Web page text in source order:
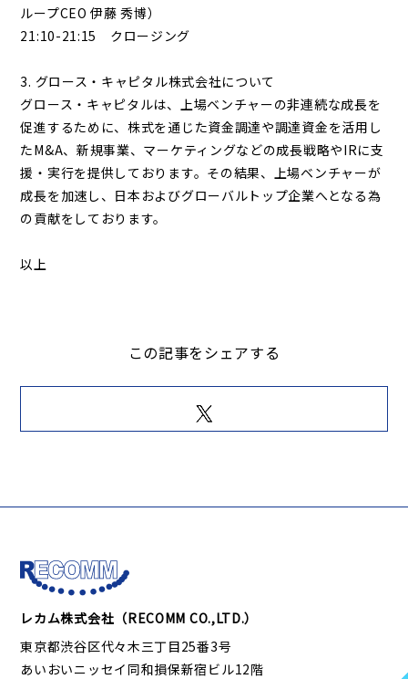
ループCEO 伊藤 秀博）
21:10-21:15 クロージング
3. グロース・キャピタル株式会社について
グロース・キャピタルは、上場ベンチャーの非連続な成長を
促進するために、株式を通じた資金調達や調達資金を活用し
たM&A、新規事業、マーケティングなどの成長戦略やIRに支
援・実行を提供しております。その結果、上場ベンチャーが
成長を加速し、日本およびグローバルトップ企業へとなる為
の貢献をしております。
以上
この記事をシェアする
レカム株式会社（RECOMM CO.,LTD.）
東京都渋谷区代々木三丁目25番3号
あいおいニッセイ同和損保新宿ビル12階